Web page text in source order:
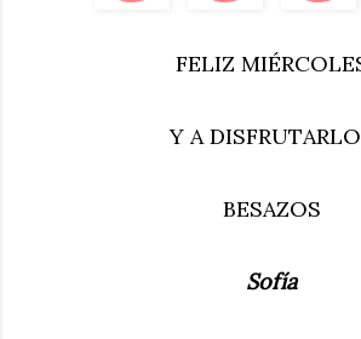
FELIZ
Y A
BESAZOS
Sofía